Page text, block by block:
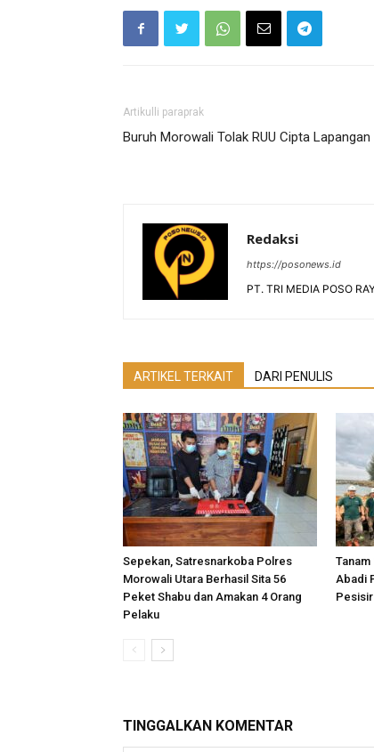
Artikulli paraprak
Buruh Morowali Tolak RUU Cipta Lapangan
Redaksi
https://posonews.id
PT. TRI MEDIA POSO
ARTIKEL TERKAIT DARI PENULIS
Sepekan, Satresnarkoba Polres
Morowali Utara Berhasil Sita 56
Peket Shabu dan Amakan 4 Orang
Pelaku
Abadi
Pesisir
TINGGALKAN KOMENTAR